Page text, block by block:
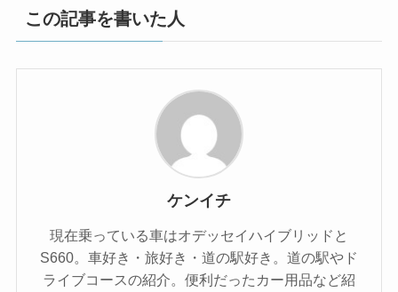
この記事を書いた人
ケンイチ
現在乗っている車はオデッセイハイブリッドと
S660。車好き・旅好き・道の駅好き。道の駅やド
ライブコースの紹介。便利だったカー用品など紹